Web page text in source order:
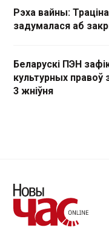
Рэха вайны:
задумалася аб
Беларускі ПЭН
культурных правоў
3 жніўня